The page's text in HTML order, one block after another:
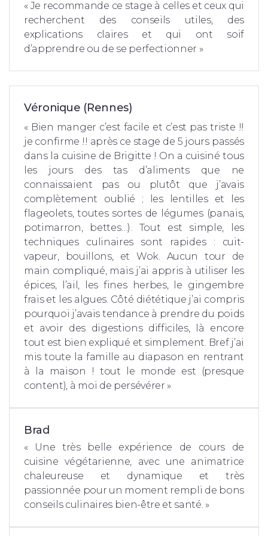
« Je recommande ce stage à celles et ceux qui
recherchent des conseils utiles, des
explications claires et qui ont soif
d’apprendre ou de se perfectionner »
Véronique (Rennes)
« Bien manger c’est facile et c’est pas triste !!
je confirme !! après ce stage de 5 jours passés
dans la cuisine de Brigitte ! On a cuisiné tous
les jours des tas d’aliments que ne
connaissaient pas ou plutôt que j’avais
complètement oublié ; les lentilles et les
flageolets, toutes sortes de légumes (panais,
potimarron, bettes…). Tout est simple, les
techniques culinaires sont rapides : cuit-
vapeur, bouillons, et Wok. Aucun tour de
main compliqué, mais j’ai appris à utiliser les
épices, l’ail, les fines herbes, le gingembre
frais et les algues. Côté diététique j’ai compris
pourquoi j’avais tendance à prendre du poids
et avoir des digestions difficiles, là encore
tout est bien expliqué et simplement. Bref j’ai
mis toute la famille au diapason en rentrant
à la maison ! tout le monde est (presque
content), à moi de persévérer »
Brad
« Une très belle expérience de cours de
cuisine végétarienne, avec une animatrice
chaleureuse et dynamique et très
passionnée pour un moment rempli de bons
conseils culinaires bien-être et santé. »